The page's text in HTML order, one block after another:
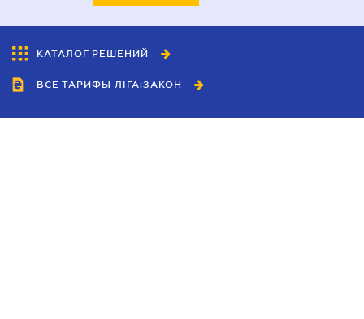
КАТАЛОГ РЕШЕНИЙ
ВСЕ ТАРИФЫ ЛІГА:ЗАКОН